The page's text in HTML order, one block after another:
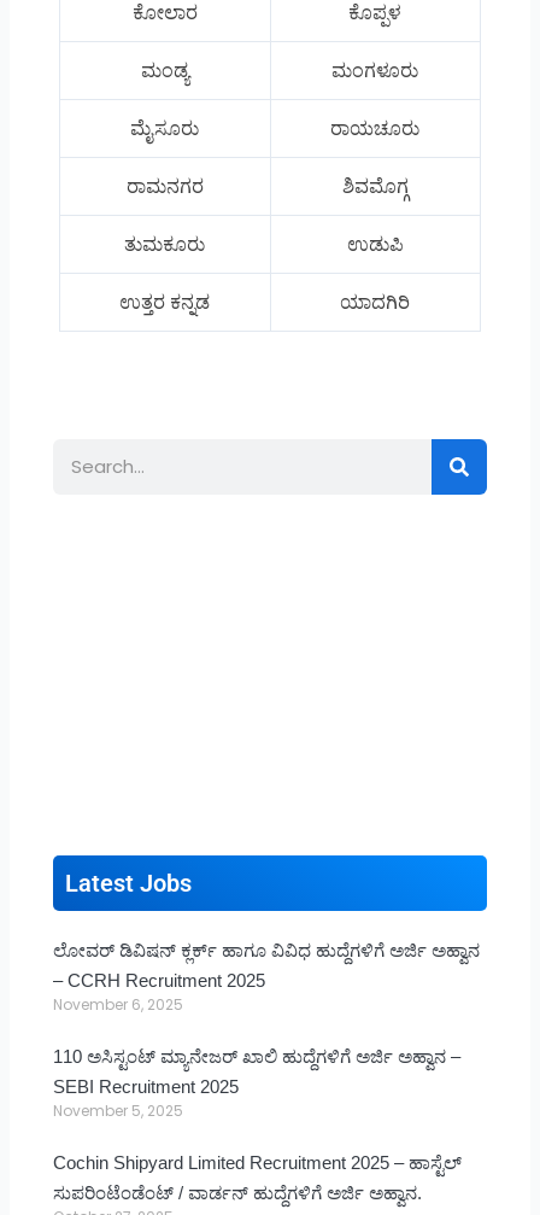
ಕೋಲಾರ ಕೊಪ್ಪಳ
ಮಂಡ್ಯ ಮಂಗಳೂರು
ಮೈಸೂರು ರಾಯಚೂರು
ರಾಮನಗರ ಶಿವಮೊಗ್ಗ
ತುಮಕೂರು ಉಡುಪಿ
ಉತ್ತರ ಕನ್ನಡ ಯಾದಗಿರಿ
Search
Latest Jobs
ಲೋವರ್ ಡಿವಿಷನ್ ಕ್ಲರ್ಕ್ ಹಾಗೂ ವಿವಿಧ ಹುದ್ದೆಗಳಿಗೆ ಅರ್ಜಿ ಅಹ್ವಾನ
– CCRH Recruitment 2025
November 6, 2025
110 ಅಸಿಸ್ಟಂಟ್ ಮ್ಯಾನೇಜರ್ ಖಾಲಿ ಹುದ್ದೆಗಳಿಗೆ ಅರ್ಜಿ ಅಹ್ವಾನ –
SEBI Recruitment 2025
November 5, 2025
Cochin Shipyard Limited Recruitment 2025 – ಹಾಸ್ಟೆಲ್
ಸುಪರಿಂಟೆಂಡೆಂಟ್ / ವಾರ್ಡನ್ ಹುದ್ದೆಗಳಿಗೆ ಅರ್ಜಿ ಅಹ್ವಾನ.